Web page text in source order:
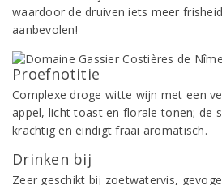
waardoor de druiven iets meer
aanbevolen!
Proefnotitie
Complexe droge witte wijn met een
appel, licht toast en florale tonen; de
krachtig en eindigt fraai aromatisch.
Drinken bij
Zeer geschikt bij zoetwatervis,